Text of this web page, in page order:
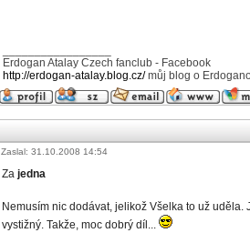
Erdogan Atalay Czech fanclub - Facebook
http://erdogan-atalay.blog.cz/můj blog o
Zaslal: 31.10.2008 14:54
Za jedna
Nemusím nic dodávat, jelikož Všelka to už uděla.
vystižný. Takže, moc dobrý díl...